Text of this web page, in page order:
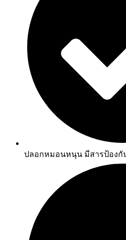
ปลอกหมอนหนุน มีสารป้องกั